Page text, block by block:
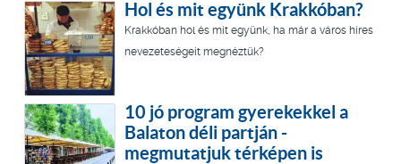
Hol és mit együnk Krakkóban?
Krakkóban hol és mit együnk, ha már a város híres
nevezeteségeit megnéztük?
10 jó program gyerekekkel a
Balaton déli partján -
megmutatjuk térképen is